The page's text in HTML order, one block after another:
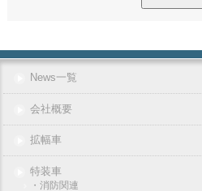
News一覧
会社概要
拡幅車
特装車
・消防関連